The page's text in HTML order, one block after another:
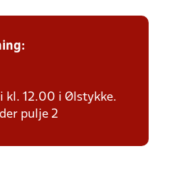
kl. 12.00 i Ølstykke.
pulje 2